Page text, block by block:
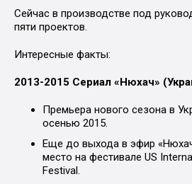
Сейчас в производстве под
пяти проектов.
Интересные факты:
2013-2015 Сериал «Нюхач»
Премьера нового сезона в
осенью 2015.
Еще до выхода в эфир
место на фестивале US
Festival.